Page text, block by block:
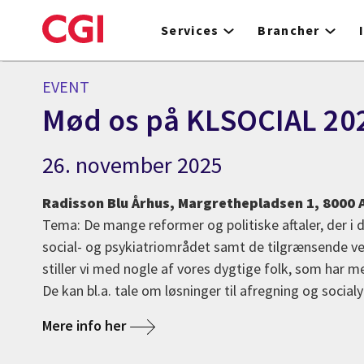
to
Services Brancher
EVENT
Mød os på KLSOCIAL
26. november 2025
Radisson Blu Århus, Margrethepladsen 1, 8000
Tema: De mange reformer og politiske aftaler, der i
social- og psykiatriområdet samt de tilgrænsende
stiller vi med nogle af vores dygtige folk, som har
De kan bl.a. tale om løsninger til afregning og
Mere info her